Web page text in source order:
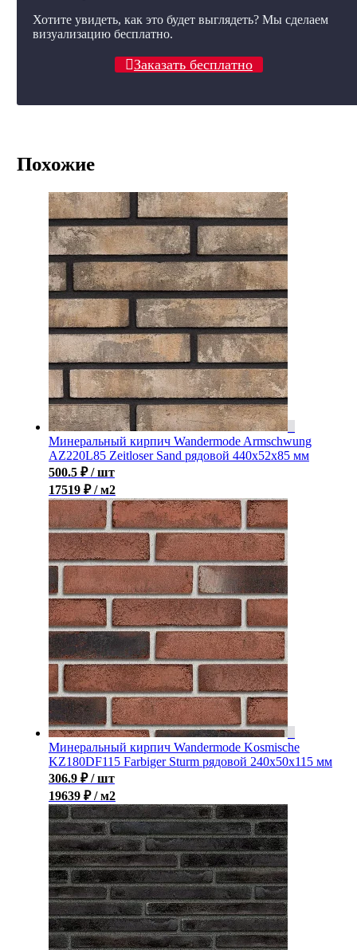
Хотите увидеть, как это будет выглядеть? Мы сделаем
визуализацию бесплатно.
Заказать бесплатно
Похожие
Минеральный кирпич Wandermode Armschwung
AZ220L85 Zeitloser Sand рядовой 440x52x85 мм
500.5 ₽ / шт
17519 ₽ / м2
Минеральный кирпич Wandermode Kosmische
KZ180DF115 Farbiger Sturm рядовой 240x50x115 мм
306.9 ₽ / шт
19639 ₽ / м2